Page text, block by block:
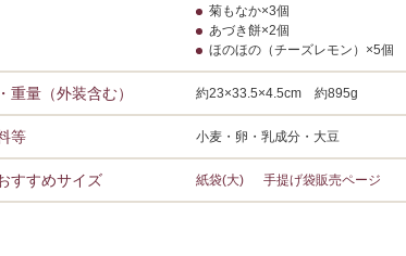
菊もなか×3個
あづき餅×2個
ほのほの（チーズレモン）×5個
重量（外装含む） 約23×33.5×4.5cm 約895g
等 小麦・卵・乳成分・大豆
すすめサイズ 紙袋(大) 手提げ袋販売ページ